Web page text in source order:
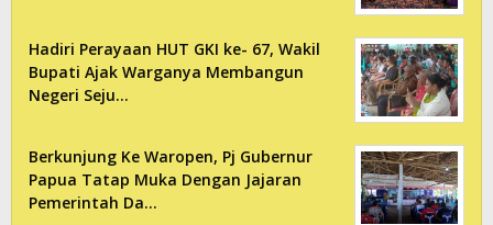
Hadiri Perayaan HUT GKI ke- 67, Wakil
Bupati Ajak Warganya Membangun
Negeri Seju…
Berkunjung Ke Waropen, Pj Gubernur
Papua Tatap Muka Dengan Jajaran
Pemerintah Da…